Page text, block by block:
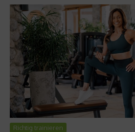
Richtig trainieren